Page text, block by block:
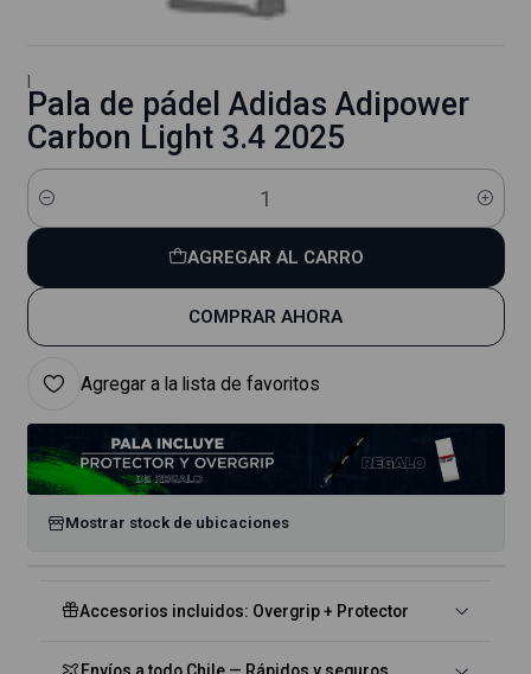
|
Pala de pádel Adidas Adipower
Carbon Light 3.4 2025
Cantidad
AGREGAR AL CARRO
COMPRAR AHORA
Agregar a la lista de favoritos
Mostrar stock de ubicaciones
Accesorios incluidos: Overgrip + Protector